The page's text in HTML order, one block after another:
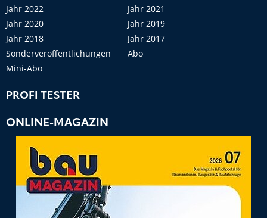
Jahr 2022
Jahr 2021
Jahr 2020
Jahr 2019
Jahr 2018
Jahr 2017
Sonderveröffentlichungen
Abo
Mini-Abo
PROFI TESTER
ONLINE-MAGAZIN